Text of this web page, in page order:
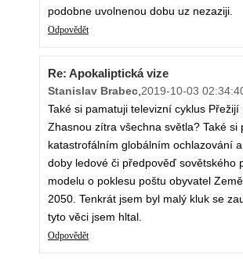
podobne uvolnenou dobu uz nezaziji.
Odpovědět
Re: Apokaliptická vize
Stanislav Brabec 2019-10-03
Také si pamatuji televizní cyklus
Zhasnou zítra všechna světla? Také si
katastrofálním globálním ochlazování
doby ledové či předpověď sovětského
modelu o poklesu poštu obyvatel
2050. Tenkrát jsem byl malý kluk se
tyto věci jsem hltal.
Odpovědět